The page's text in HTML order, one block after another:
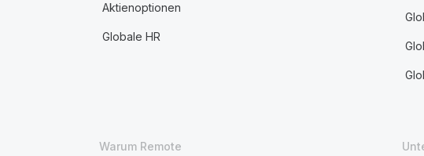
Aktienoptionen
Globale HR
Warum Remote